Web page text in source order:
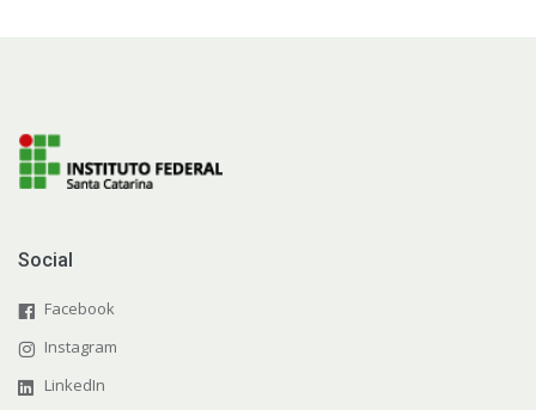
Social
Facebook
Instagram
LinkedIn